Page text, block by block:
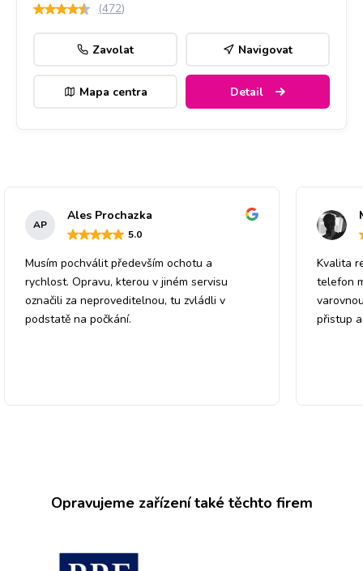
(472)
Zavolat Navigovat
Mapa centra Detail
AP
Ales Prochazka
5.0
Musím pochválit především ochotu a
rychlost. Opravu, kterou v jiném servisu
označili za neproveditelnou, tu zvládli v
podstatě na počkání.
Kvalita
telefon
přistup
Opravujeme zařízení také těchto firem